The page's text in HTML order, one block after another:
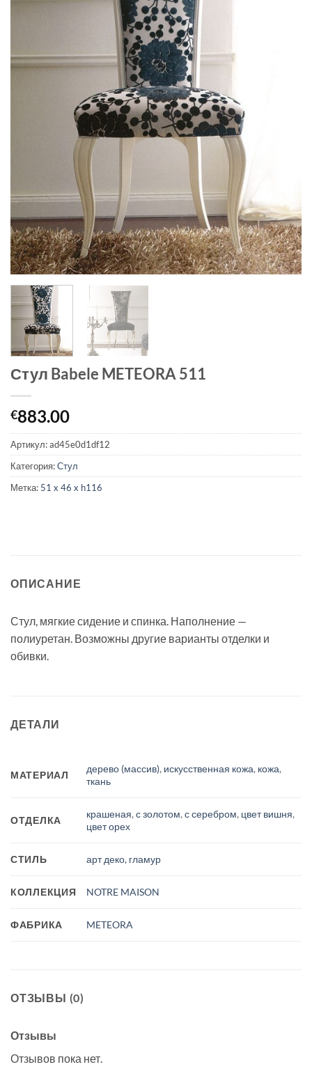
Стул Babele METEORA 511
€883.00
Артикул:ad45e0d1df12
Категория:Стул
Метка: 51 x 46 x h116
ОПИСАНИЕ
Стул, мягкие сидение и спинка. Наполнение —
полиуретан. Возможны другие варианты отделки и
обивки.
ДЕТАЛИ
МАТЕРИАЛ
дерево (массив), искусственная кожа, кожа,
ткань
ОТДЕЛКА
крашеная,с золотом,с серебром, цвет вишня,
цвет орех
СТИЛЬ арт деко, гламур
КОЛЛЕКЦИЯ NOTRE MAISON
ФАБРИКА METEORA
ОТЗЫВЫ (0)
Отзывы
Отзывов пока нет.